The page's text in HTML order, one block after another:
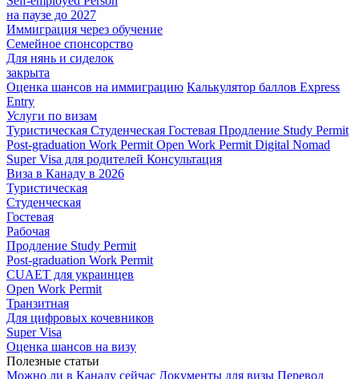
на паузе до 2027
Иммиграция через обучение
Семейное спонсорство
Для нянь и сиделок
закрыта
Оценка шансов на иммиграцию Калькулятор баллов Express
Entry
Услуги по визам
Туристическая Студенческая Гостевая Продление Study Permit
Post-graduation Work Permit Open Work Permit Digital Nomad
Super Visa для родителей Консультация
Виза в Канаду в 2026
Туристическая
Студенческая
Гостевая
Рабочая
Продление Study Permit
Post-graduation Work Permit
CUAET для украинцев
Open Work Permit
Транзитная
Для цифровых кочевников
Super Visa
Оценка шансов на визу
Полезные статьи
Можно ли в Канаду сейчас Документы для визы Перевод